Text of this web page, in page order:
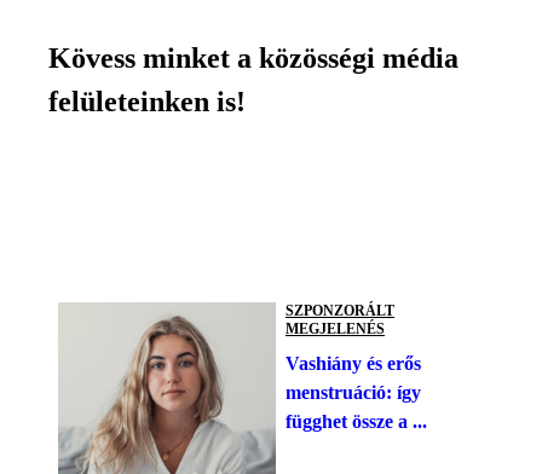
Kövess minket a közösségi média
felületeinken is!
SZPONZORÁLT
MEGJELENÉS
Vashiány és erős
menstruáció: így
függhet össze a ...